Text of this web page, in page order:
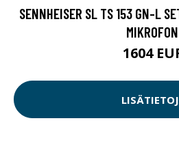
SENNHEISER SL TS 153 GN-L
1604